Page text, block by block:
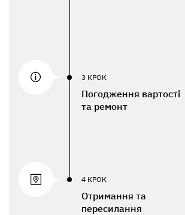
3 КРОК
Погодження вартості
та ремонт
4 КРОК
Отримання та
пересилання